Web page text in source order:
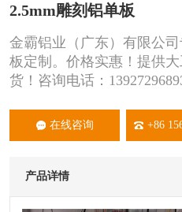
2.5mm雕刻铝单板
金霸铝业（广东）有限公
板定制。价格实惠！提供
货！咨询电话：
在线咨询 +86
产品详情